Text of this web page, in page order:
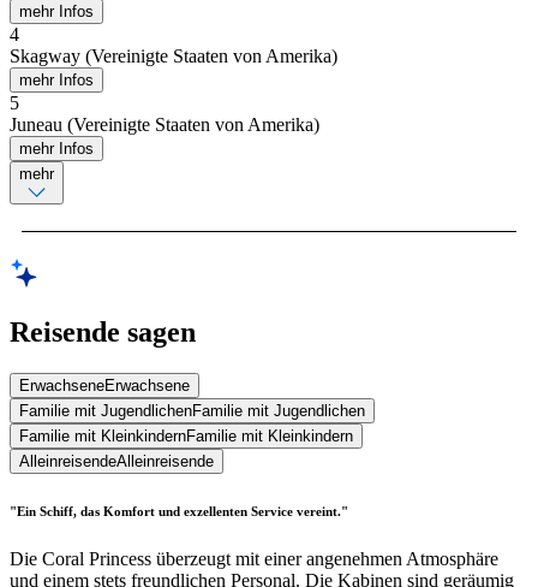
mehr Infos
4
Skagway (Vereinigte Staaten von Amerika)
mehr Infos
5
Juneau (Vereinigte Staaten von Amerika)
mehr Infos
mehr
Reisende sagen
ErwachseneErwachsene
Familie mit JugendlichenFamilie mit Jugendlichen
Familie mit KleinkindernFamilie mit Kleinkindern
AlleinreisendeAlleinreisende
"Ein Schiff, das Komfort und exzellenten Service vereint."
Die Coral Princess überzeugt mit einer angenehmen Atmosphäre
und einem stets freundlichen Personal. Die Kabinen sind geräumig